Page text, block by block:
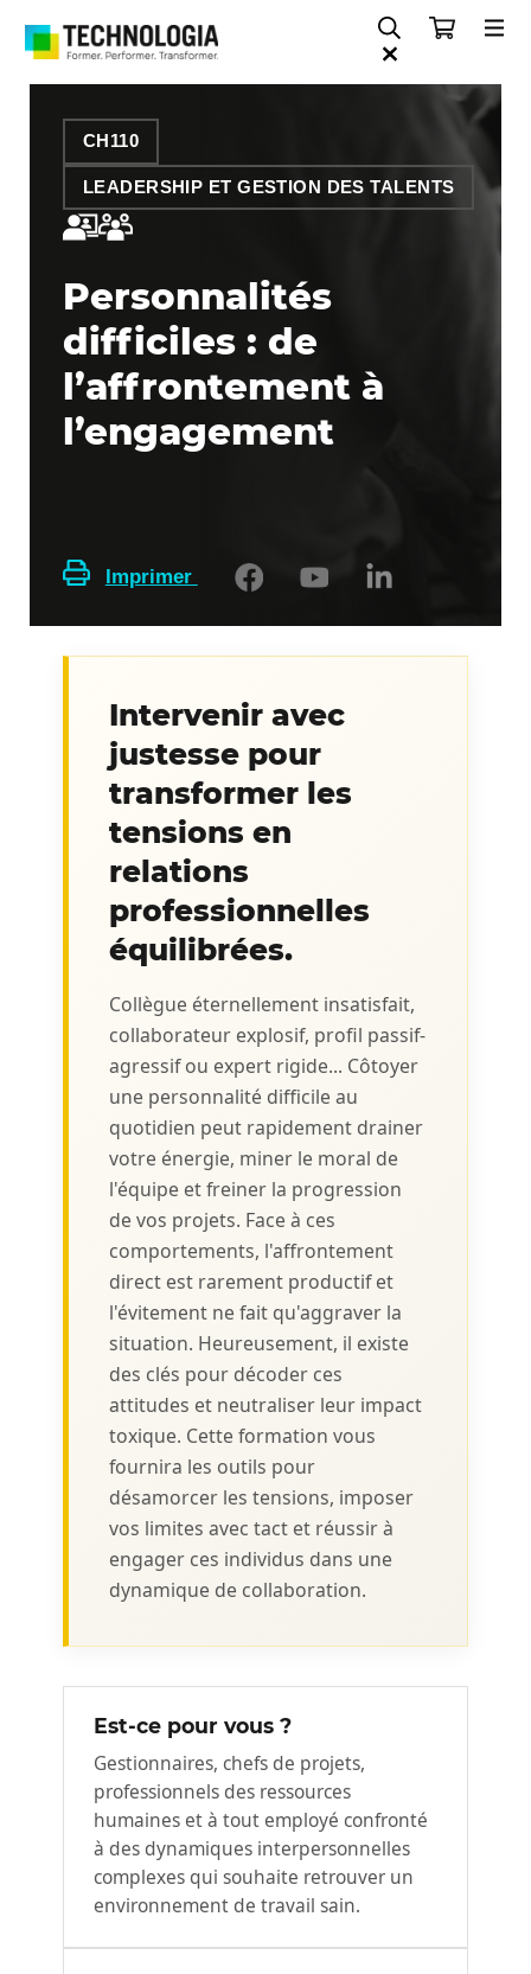
CH110
LEADERSHIP ET GESTION DES TALENTS
Personnalités
difficiles : de
l’affrontement à
l’engagement
Imprimer
Intervenir avec
justesse pour
transformer les
tensions en
relations
professionnelles
équilibrées.
Collègue éternellement insatisfait,
collaborateur explosif, profil passif-
agressif ou expert rigide... Côtoyer
une personnalité difficile au
quotidien peut rapidement drainer
votre énergie, miner le moral de
l'équipe et freiner la progression
de vos projets. Face à ces
comportements, l'affrontement
direct est rarement productif et
l'évitement ne fait qu'aggraver la
situation. Heureusement, il existe
des clés pour décoder ces
attitudes et neutraliser leur impact
toxique. Cette formation vous
fournira les outils pour
désamorcer les tensions, imposer
vos limites avec tact et réussir à
engager ces individus dans une
dynamique de collaboration.
Est-ce pour vous ?
Gestionnaires, chefs de projets,
professionnels des ressources
humaines et à tout employé confronté
à des dynamiques interpersonnelles
complexes qui souhaite retrouver un
environnement de travail sain.